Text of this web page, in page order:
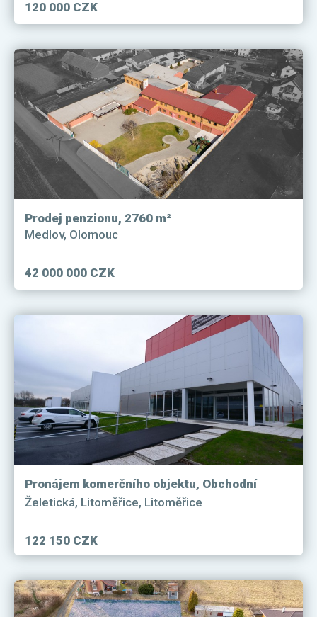
120 000 CZK
Prodej penzionu, 2760 m²
Medlov, Olomouc
42 000 000 CZK
Pronájem komerčního objektu, Obchodní
centrum, 698 m²
Želetická, Litoměřice, Litoměřice
122 150 CZK